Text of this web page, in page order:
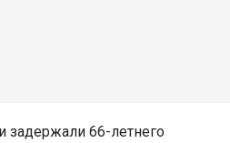
задержали 66-летнего